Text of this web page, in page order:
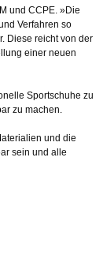
und CCPE. »Die
Verfahren so
Diese reicht von der
einer neuen
Sportschuhe zu
zu machen.
und die
sein und alle